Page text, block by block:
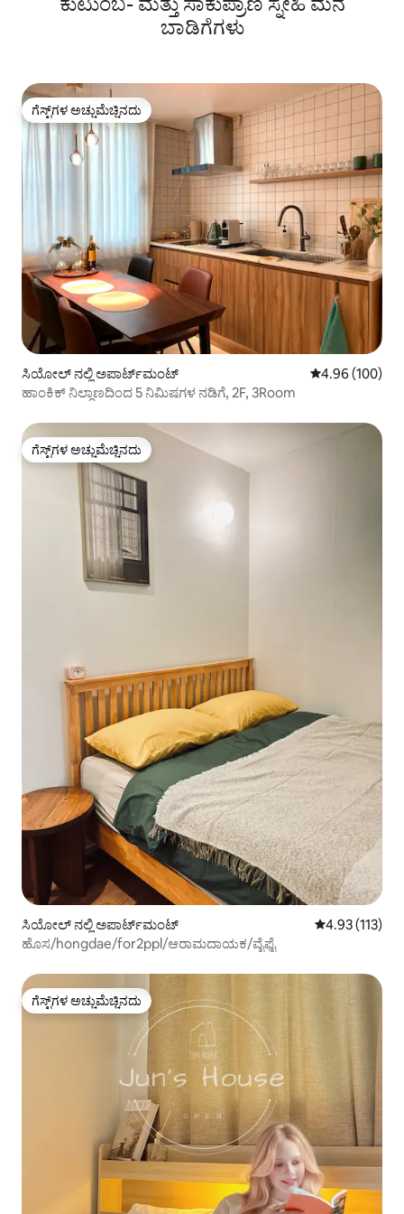
ಬಾಡಿಗೆಗಳು
ಗೆಸ್ಟ್‌ಗಳ ಅಚ್ಚುಮೆಚ್ಚಿನದು
ಗೆಸ್ಟ್‌ಗಳ ಅಚ್ಚುಮೆಚ್ಚಿನದು
ಸಿಯೋಲ್ ನಲ್ಲಿ ಅಪಾರ್ಟ್‌ಮಂಟ್ 5 ರಲ್ಲಿ 4.96
4.96 (100)
ಹಾಂಕಿಕ್ ನಿಲ್ದಾಣದಿಂದ 5 ನಿಮಿಷಗಳ ನಡಿಗೆ, 2F, 3Room
ಗೆಸ್ಟ್‌ಗಳ ಅಚ್ಚುಮೆಚ್ಚಿನದು
ಗೆಸ್ಟ್‌ಗಳ ಅಚ್ಚುಮೆಚ್ಚಿನದು
ಸಿಯೋಲ್ ನಲ್ಲಿ ಅಪಾರ್ಟ್‌ಮಂಟ್ 5 ರಲ್ಲಿ 4.93
4.93 (113)
ಹೊಸ/hongdae/for2ppl/ಆರಾಮದಾಯಕ/ವೈಫೈ
ಗೆಸ್ಟ್‌ಗಳ ಅಚ್ಚುಮೆಚ್ಚಿನದು
ಗೆಸ್ಟ್‌ಗಳ ಅಚ್ಚುಮೆಚ್ಚಿನದು